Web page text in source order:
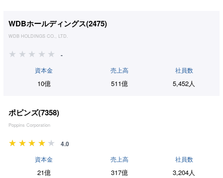
WDBホールディングス(2475)
WDB HOLDINGS CO., LTD.
-
資本金
10億
売上高
511億
社員数
5,452人
ポピンズ(7358)
Poppins Corporation
4.0
資本金
21億
売上高
317億
社員数
3,204人